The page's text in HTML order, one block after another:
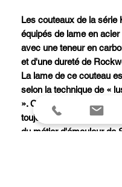
Les couteaux de la série
équipés de lame en
avec une teneur en
et d'une dureté de
La lame de ce couteau
selon la technique de «
». Cette opération,
toujours comme la plus
du métier d'émouleur de